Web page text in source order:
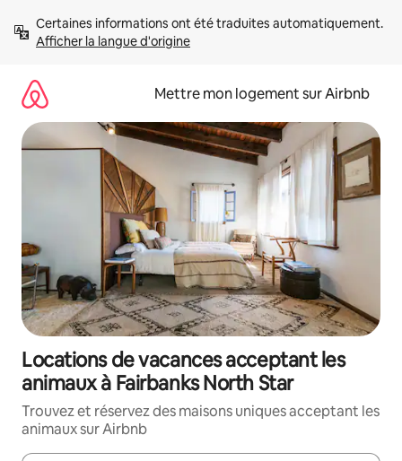
directement
Afficher la langue d'origine
Mettre mon logement sur Airbnb
Locations de vacances acceptant les
animaux à Fairbanks North Star
Trouvez et réservez des maisons uniques acceptant les
animaux sur Airbnb